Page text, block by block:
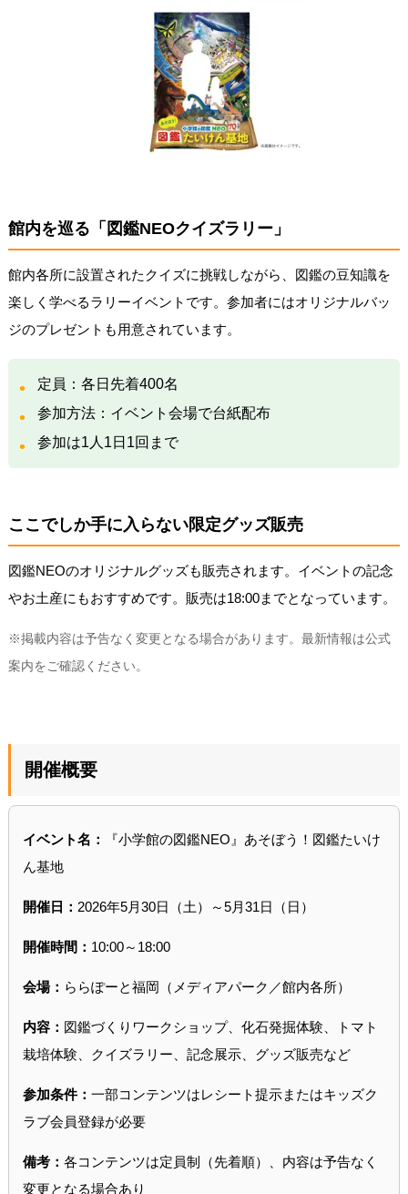
館内を巡る「図鑑NEOクイズラリー」
館内各所に設置されたクイズに挑戦しながら、図鑑の豆知識を
楽しく学べるラリーイベントです。参加者にはオリジナルバッ
ジのプレゼントも用意されています。
定員：各日先着400名
参加方法：イベント会場で台紙配布
参加は1人1日1回まで
ここでしか手に入らない限定グッズ販売
図鑑NEOのオリジナルグッズも販売されます。イベントの記念
やお土産にもおすすめです。販売は18:00までとなっています。
※掲載内容は予告なく変更となる場合があります。最新情報は公式
案内をご確認ください。
開催概要
イベント名：
『小学館の図鑑NEO』あそぼう！図鑑たいけ
ん基地
開催日： 2026年5月30日（土）～5月31日（日）
開催時間： 10:00～18:00
会場： ららぽーと福岡（メディアパーク／館内各所）
内容： 図鑑づくりワークショップ、化石発掘体験、トマト
栽培体験、クイズラリー、記念展示、グッズ販売など
参加条件： 一部コンテンツはレシート提示またはキッズク
ラブ会員登録が必要
備考： 各コンテンツは定員制（先着順）、内容は予告なく
変更となる場合あり